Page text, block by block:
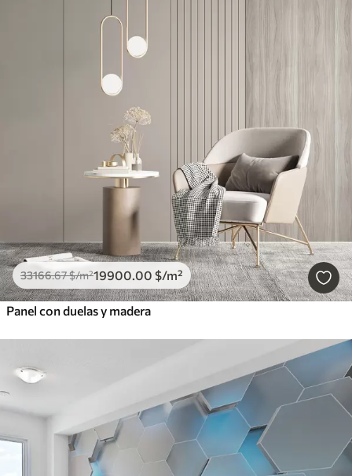
33166.67$/m²19900.00 $/m²
Panel con duelas y madera